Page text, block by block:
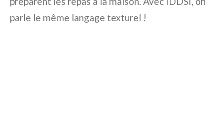
parle le même langage texturel !